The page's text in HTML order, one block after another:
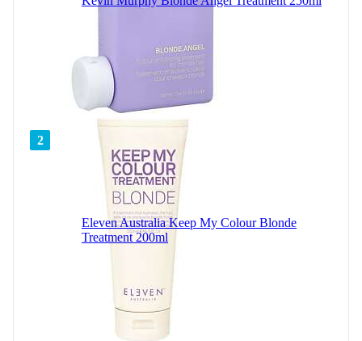
2
Eleven Australia Keep My Colour Blonde
Treatment 200ml